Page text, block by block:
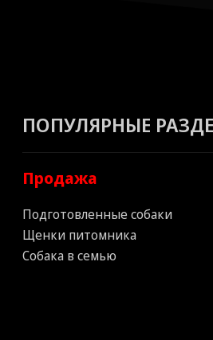
ПОПУЛЯРНЫЕ
Продажа
Подготовленные собаки
Щенки питомника
Собака в семью